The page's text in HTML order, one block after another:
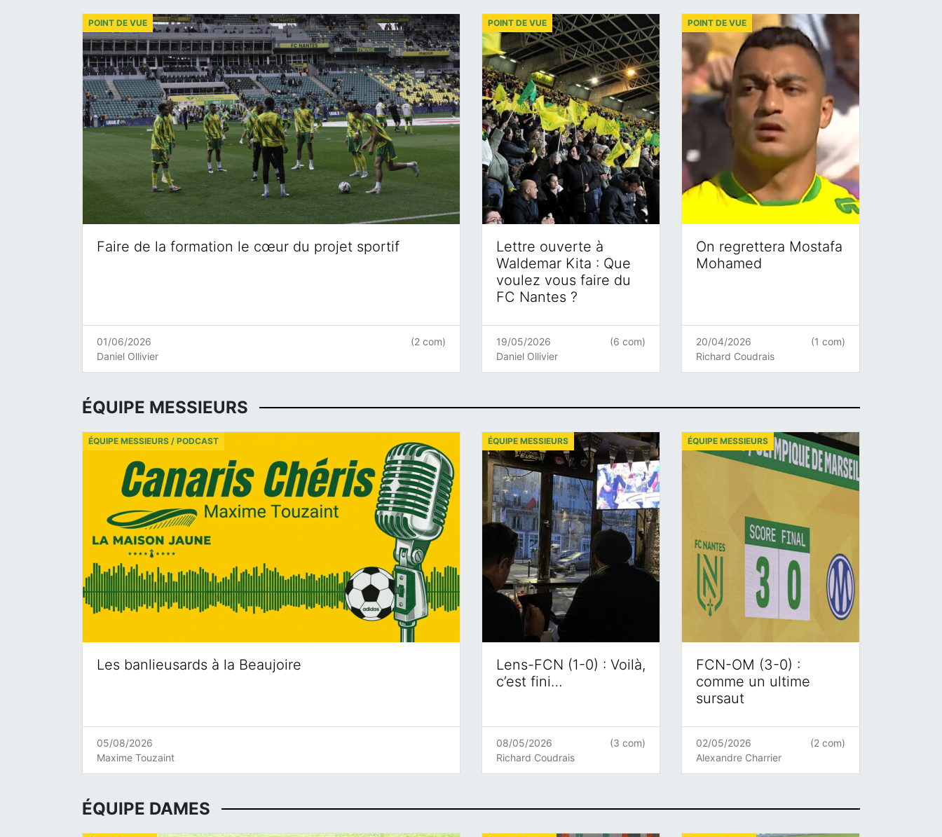
Faire de la formation le cœur du projet sportif
POINT DE VUE
01/06/2026
Daniel Ollivier
(2 com)
Lettre ouverte à
Waldemar Kita : Que
voulez vous faire du
FC Nantes ?
POINT DE VUE
19/05/2026
Daniel Ollivier
(6 com)
On regrettera Mostafa
Mohamed
POINT DE VUE
20/04/2026
Richard Coudrais
(1 com)
ÉQUIPE MESSIEURS
Les banlieusards à la Beaujoire
ÉQUIPE MESSIEURS / PODCAST
05/08/2026
Maxime Touzaint
Lens-FCN (1-0) : Voilà,
c’est fini…
ÉQUIPE MESSIEURS
08/05/2026
Richard Coudrais
(3 com)
FCN-OM (3-0) :
comme un ultime
sursaut
ÉQUIPE MESSIEURS
02/05/2026
Alexandre Charrier
(2 com)
ÉQUIPE DAMES